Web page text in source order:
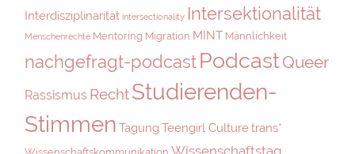
Interdisziplinarität intersectionality Intersektionalität
Menschenrechte Mentoring Migration MINT Männlichkeit
nachgefragt-podcastPodcastQueer
Rassismus RechtStudierenden-
Stimmen Tagung Teengirl Culturetrans*
Wissenschaftstag